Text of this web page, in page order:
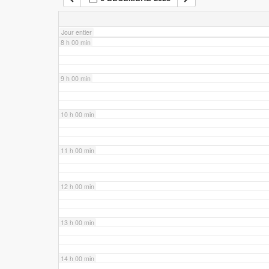
Jour entier
7 h 00 min
8 h 00 min
9 h 00 min
10 h 00 min
11 h 00 min
12 h 00 min
13 h 00 min
14 h 00 min